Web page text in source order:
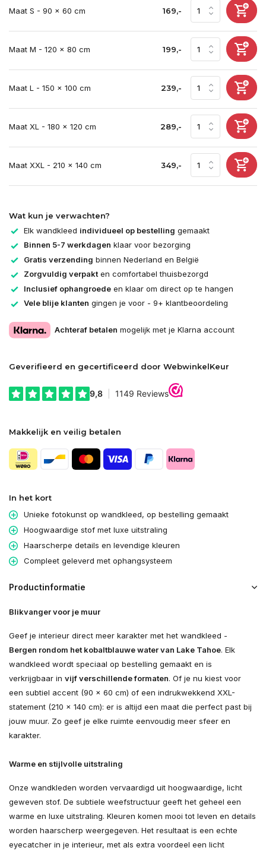
Maat S - 90 x 60 cm 169,-
Maat M - 120 x 80 cm 199,-
Maat L - 150 x 100 cm 239,-
Maat XL - 180 x 120 cm 289,-
Maat XXL - 210 x 140 cm 349,-
Wat kun je verwachten?
Elk wandkleed individueel op bestelling gemaakt
Binnen 5-7 werkdagen klaar voor bezorging
Gratis verzending binnen Nederland en België
Zorgvuldig verpakten comfortabel thuisbezorgd
Inclusief ophangroede en klaar om direct op te hangen
Vele blije klanten gingen je voor - 9+ klantbeoordeling
Achteraf betalen mogelijk met je Klarna account
Geverifieerd en gecertificeerd door WebwinkelKeur
Makkelijk en veilig betalen
In het kort
Unieke fotokunst op wandkleed, op bestelling gemaakt
Hoogwaardige stof met luxe uitstraling
Haarscherpe details en levendige kleuren
Compleet geleverd met ophangsysteem
Productinformatie
Blikvanger voor je muur
Geef je interieur direct meer karakter met het wandkleed -
Bergen rondom het kobaltblauwe water van Lake Tahoe. Elk
wandkleed wordt speciaal op bestelling gemaakt en is
verkrijgbaar in vijf verschillende formaten. Of je nu kiest voor
een subtiel accent (90 × 60 cm) of een indrukwekkend XXL-
statement (210 × 140 cm): er is altijd een maat die perfect past bij
jouw muur. Zo geef je elke ruimte eenvoudig meer sfeer en
karakter.
Warme en stijlvolle uitstraling
Onze wandkleden worden vervaardigd uit hoogwaardige, licht
geweven stof. De subtiele weefstructuur geeft het geheel een
warme en luxe uitstraling. Kleuren komen mooi tot leven en details
worden haarscherp weergegeven. Het resultaat is een echte
eyecatcher in je interieur, met als extra voordeel een licht